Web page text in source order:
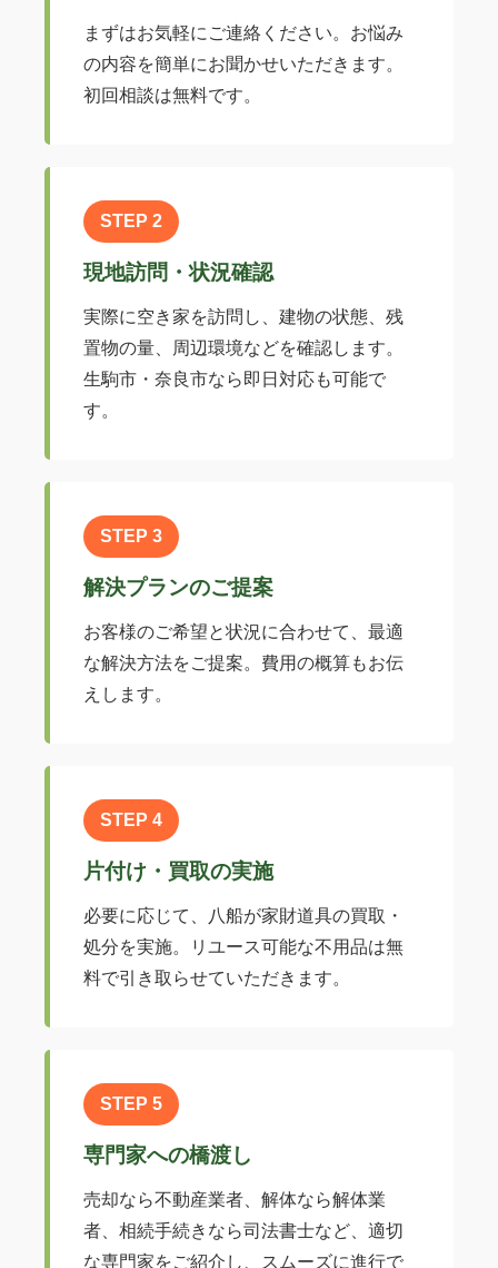
まずはお気軽にご連絡ください。お悩み
の内容を簡単にお聞かせいただきます。
初回相談は無料です。
STEP 2
現地訪問・状況確認
実際に空き家を訪問し、建物の状態、残
置物の量、周辺環境などを確認します。
生駒市・奈良市なら即日対応も可能で
す。
STEP 3
解決プランのご提案
お客様のご希望と状況に合わせて、最適
な解決方法をご提案。費用の概算もお伝
えします。
STEP 4
片付け・買取の実施
必要に応じて、八船が家財道具の買取・
処分を実施。リユース可能な不用品は無
料で引き取らせていただきます。
STEP 5
専門家への橋渡し
売却なら不動産業者、解体なら解体業
者、相続手続きなら司法書士など、適切
な専門家をご紹介し、スムーズに進行で